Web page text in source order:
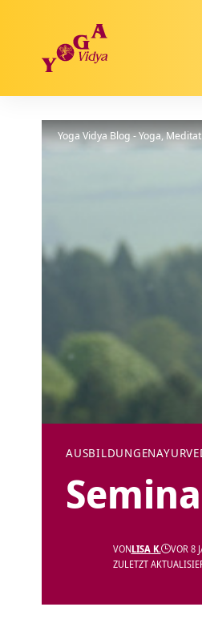
Yoga Vidya Blog - Yoga,
AUSBILDUNGEN
ZULETZT
VONLISA K. VOR 8